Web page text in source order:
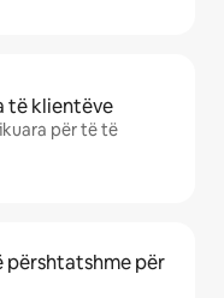
të klientëve
për të të
përshtatshme për